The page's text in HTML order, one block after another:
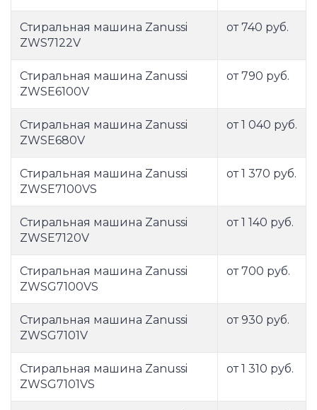
Стиральная машина Zanussi
ZWS7122V
от 740 руб.
Стиральная машина Zanussi
ZWSE6100V
от 790 руб.
Стиральная машина Zanussi
ZWSE680V
от 1 040 руб.
Стиральная машина Zanussi
ZWSE7100VS
от 1 370 руб.
Стиральная машина Zanussi
ZWSE7120V
от 1 140 руб.
Стиральная машина Zanussi
ZWSG7100VS
от 700 руб.
Стиральная машина Zanussi
ZWSG7101V
от 930 руб.
Стиральная машина Zanussi
ZWSG7101VS
от 1 310 руб.